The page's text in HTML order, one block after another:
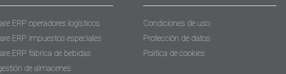
ERP operadores logísticos
ERP impuestos especiales
ERP fábrica de bebidas
de almacenes
Condiciones de uso
Protección de datos
Política de cookies